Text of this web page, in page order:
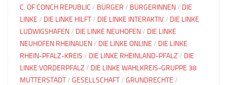
C. OF CONCH REPUBLIC / BÜRGER / BÜRGERINNEN/ DIE
LINKE / DIE LINKE HILFT/ DIE LINKE INTERAKTIV/ DIE LINKE
LUDWIGSHAFEN/ DIE LINKE NEUHOFEN/ DIE LINKE
NEUHOFEN RHEINAUEN/ DIE LINKE ONLINE / DIE LINKE
RHEIN-PFALZ-KREIS / DIE LINKE RHEINLAND-PFALZ / DIE
LINKE VORDERPFALZ / DIE LINKE WAHLKREIS-GRUPPE 38
MUTTERSTADT/ GESELLSCHAFT/ GRUNDRECHTE /